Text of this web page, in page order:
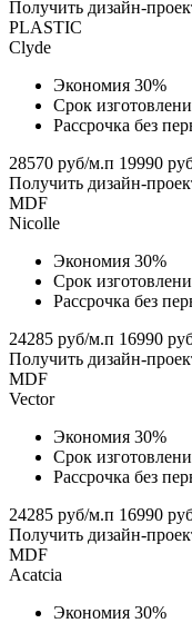
Получить дизайн-
PLASTIC
Clyde
Экономия 30%
Срок
Рассрочка без
28570 руб/м.п 19990
Получить дизайн-
MDF
Nicolle
Экономия 30%
Срок
Рассрочка без
24285 руб/м.п 16990
Получить дизайн-
MDF
Vector
Экономия 30%
Срок
Рассрочка без
24285 руб/м.п 16990
Получить дизайн-
MDF
Acatcia
Экономия 30%